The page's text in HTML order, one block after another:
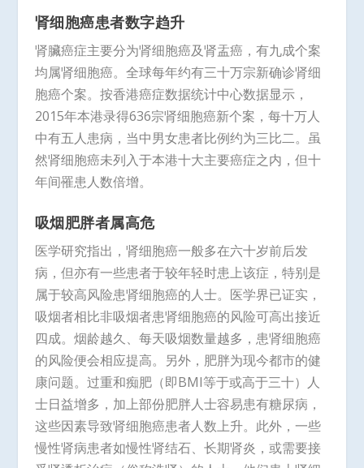
肾细胞癌患者数字趋升
肾臟癌症主要分为肾细胞癌及肾盂癌，有九成个案
均属肾细胞癌。全球每年约有三十万宗新确诊肾细
胞癌个案。按香港癌症数据统计中心数据显示，
2015年本港录得636宗肾细胞癌新个案，每十万人
中有五人患病，当中男女患者比例约为三比二。虽
然肾细胞癌未列入于本港十大主要癌症之内，但十
年间罹患人数倍增。
吸烟肥胖者属高危
医学研究指出，肾细胞癌一般多在六十岁前后发
病，但亦有一些患者于较年轻时患上该症，特别是
属于较高风险患肾细胞癌的人士。医学界已证实，
吸烟者相比非吸烟者患肾细胞癌的风险可高出接近
四成。烟龄越久、每天吸烟数量越多，患肾细胞癌
的风险便会相应提高。另外，肥胖为现今都市的健
康问题。过重和痴肥（即BMI等于或高于三十）人
士日益增多，加上部份肥胖人士容易患有糖尿病，
这些因素导致肾细胞癌患者人数上升。此外，一些
慢性肾病患者如慢性肾结石、长期肾炎，或需要接